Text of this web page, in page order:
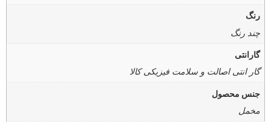
رنگ
چند رنگ
گارانتی
گار انتی اصالت و سلامت فیزیکی کالا
جنس محصول
مخمل